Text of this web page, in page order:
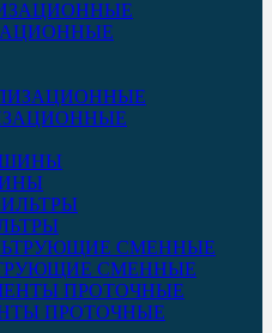
СМЕННЫЕ
ПРОТОЧНЫЕ